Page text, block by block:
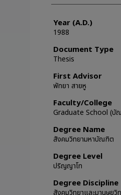
Year (A.D.)
1988
Document Type
Thesis
First Advisor
พัทยา สายหู
Faculty/College
Graduate School (บั
Degree Name
สังคมวิทยามหาบัณฑิต
Degree Level
ปริญญาโท
Degree Discipline
สังคมวิทยาและมานุษยวิ